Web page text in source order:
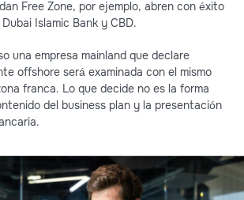
Free Zone, por ejemplo, abren con éxito
Islamic Bank y CBD.
una empresa mainland que declare
offshore será examinada con el mismo
franca. Lo que decide no es la forma
del business plan y la presentación